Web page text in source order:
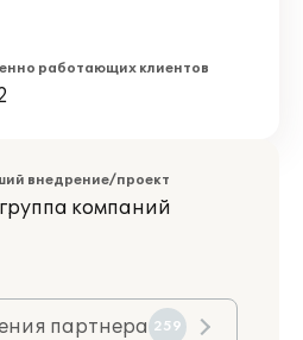
работающих клиентов
внедрение/проект
компаний
партнера 259